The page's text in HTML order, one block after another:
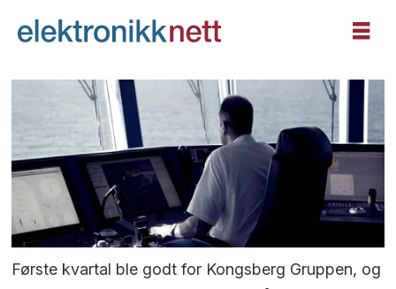
Første kvartal ble godt for Kongsberg Gruppen, og